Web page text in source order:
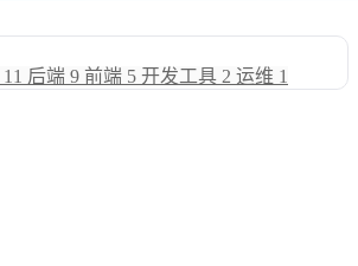
11 后端 9 前端 5 开发工具 2 运维 1